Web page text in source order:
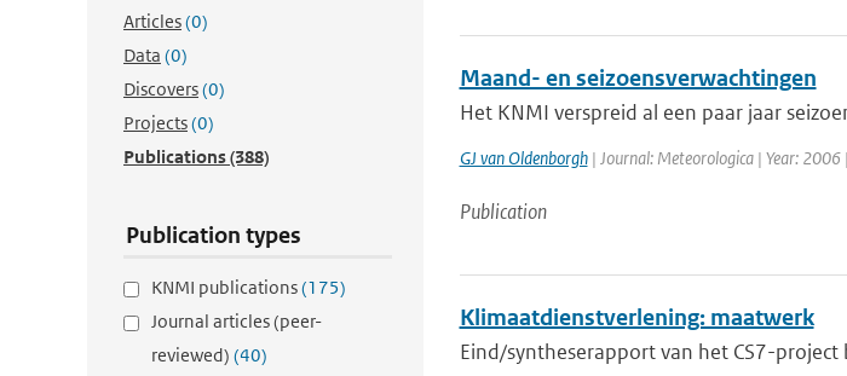
Articles(0)
Data (0)
Discovers(0)
Projects(0)
Publications(388)
Publication types
KNMI publications(175)
Journal articles (peer-
reviewed) (40)
Maand- en seizoensverwachtingen
Het KNMI verspreid al een paar jaar
GJ van Oldenborgh| Journal: Meteorologica | Year: 2006
Publication
Klimaatdienstverlening: maatwerk
Eind/syntheserapport van het CS7-